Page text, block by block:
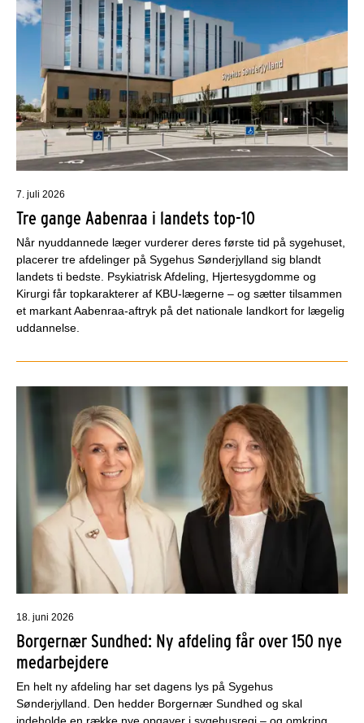
7. juli 2026
Tre gange Aabenraa i landets top-10
Når nyuddannede læger vurderer deres første tid på sygehuset,
placerer tre afdelinger på Sygehus Sønderjylland sig blandt
landets ti bedste. Psykiatrisk Afdeling, Hjertesygdomme og
Kirurgi får topkarakterer af KBU-lægerne – og sætter tilsammen
et markant Aabenraa-aftryk på det nationale landkort for lægelig
uddannelse.
18. juni 2026
Borgernær Sundhed: Ny afdeling får over 150 nye
medarbejdere
En helt ny afdeling har set dagens lys på Sygehus
Sønderjylland. Den hedder Borgernær Sundhed og skal
indeholde en række nye opgaver i sygehusregi – og omkring